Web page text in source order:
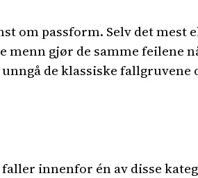
om passform. Selv det mest
menn gjør de samme feilene
de klassiske fallgruvene
innenfor én av disse